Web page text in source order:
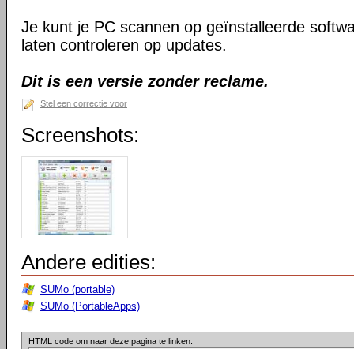
Je kunt je PC scannen op geïnstalleerde
laten controleren op updates.
Dit is een versie zonder reclame.
Stel een correctie voor
Screenshots:
Andere edities:
SUMo (portable)
SUMo (PortableApps)
HTML code om naar deze pagina te linken: